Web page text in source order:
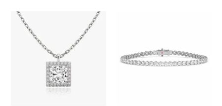
Price
range:
2800,00 €